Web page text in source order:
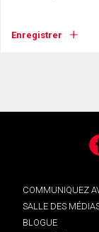
Enregistrer
COMMUNIQUEZ
SALLE DES
BLOGUE